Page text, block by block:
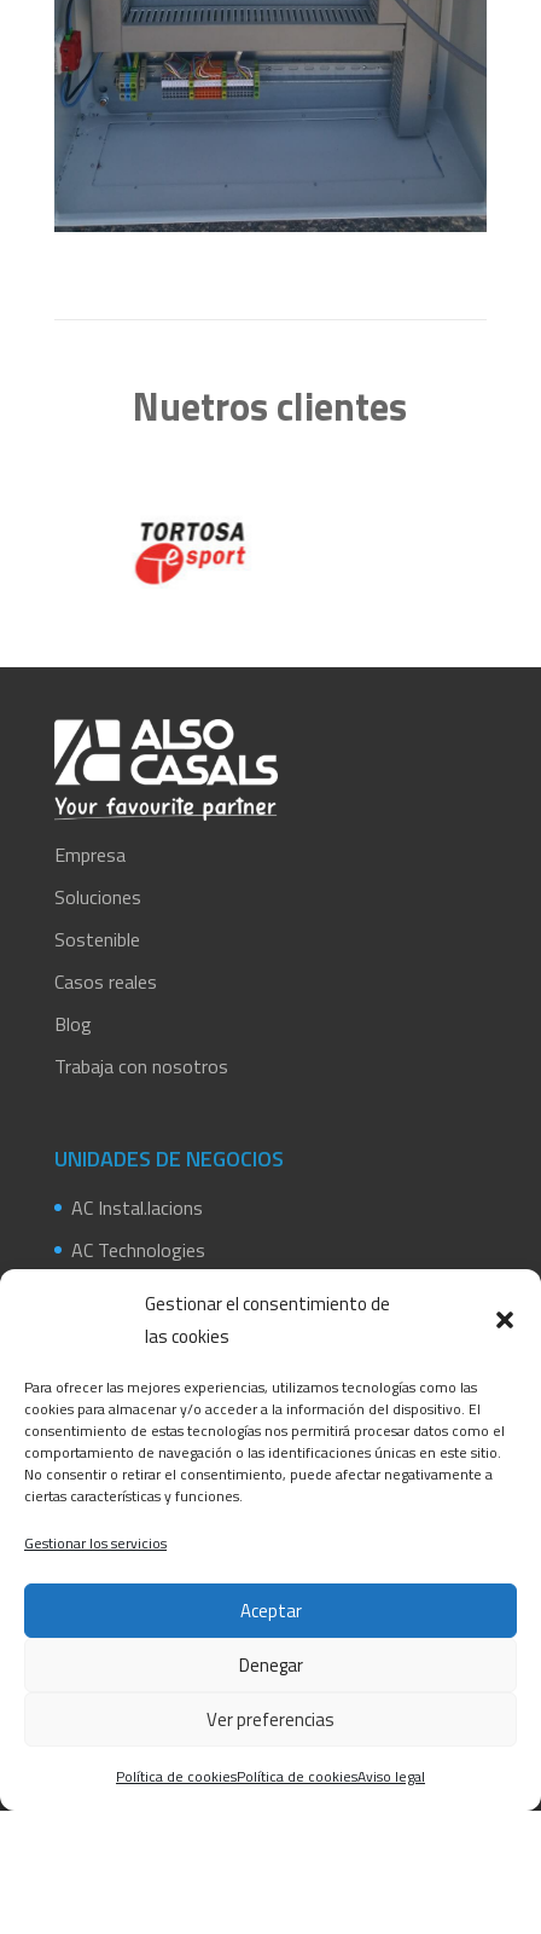
Gestionar el consentimiento de
las cookies
Para ofrecer las mejores experiencias, utilizamos tecnologías como las
cookies para almacenar y/o acceder a la información del dispositivo. El
consentimiento de estas tecnologías nos permitirá procesar datos como el
comportamiento de navegación o las identificaciones únicas en este sitio.
No consentir o retirar el consentimiento, puede afectar negativamente a
ciertas características y funciones.
Gestionar los servicios
Aceptar
Denegar
Ver preferencias
Política de cookiesPolítica de cookiesAviso legal
Nuetros clientes
Empresa
Soluciones
Sostenible
Casos reales
Blog
Trabaja con nosotros
UNIDADES DE NEGOCIOS
AC Instal.lacions
AC Technologies
AC Construcció
AC Amiant
AC Ferros Coll de l´Alba